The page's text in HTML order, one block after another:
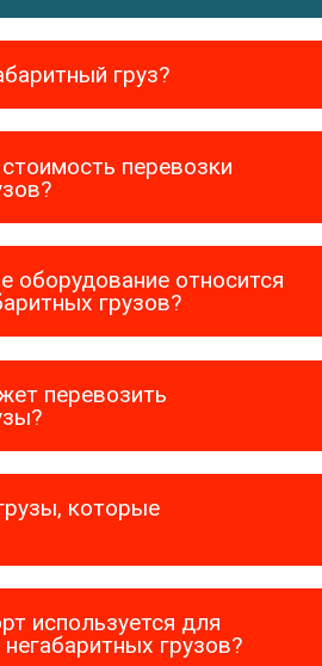
груз?
перевозки
относится
грузов?
перевозить
которые
используется для
грузов?